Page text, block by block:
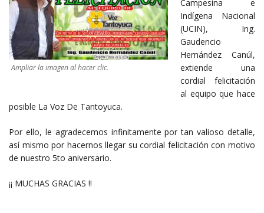
Ampliar la imagen al hacer clic.
Campesina e
Indígena Nacional
(UCIN), Ing.
Gaudencio
Hernández Canúl,
extiende una
cordial felicitación
al equipo que hace
posible La Voz De Tantoyuca.
Por ello, le agradecemos infinitamente por tan valioso detalle,
así mismo por hacernos llegar su cordial felicitación con motivo
de nuestro 5to aniversario.
¡¡ MUCHAS GRACIAS !!